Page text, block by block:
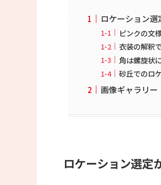
ロケーション
ピンクの文
衣装の解釈
角は螺旋状
砂丘でのロ
画像ギャラリー
ロケーション選定